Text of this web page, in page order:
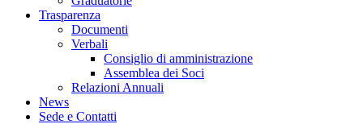
Trasparenza
Documenti
Verbali
Consiglio di amministrazione
Assemblea dei Soci
Relazioni Annuali
News
Sede e Contatti